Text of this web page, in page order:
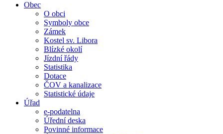
Obec
O obci
Symboly obce
Zámek
Kostel sv. Libora
Blízké okolí
Jízdní řády
Statistika
Dotace
ČOV a kanalizace
Statistické údaje
Úřad
e-podatelna
Úřední deska
Povinné informace